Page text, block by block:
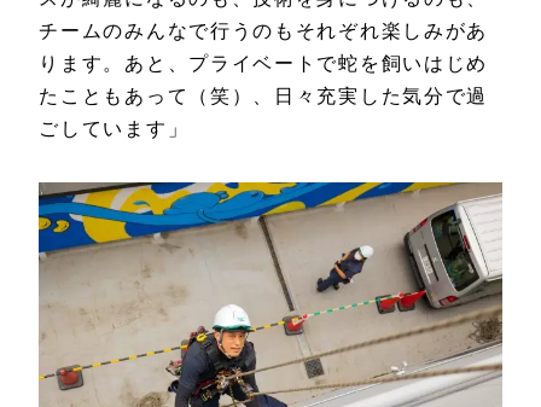
チームのみんなで行うのもそれぞれ楽しみがあ
ります。あと、プライベートで蛇を飼いはじめ
たこともあって（笑）、日々充実した気分で過
ごしています」